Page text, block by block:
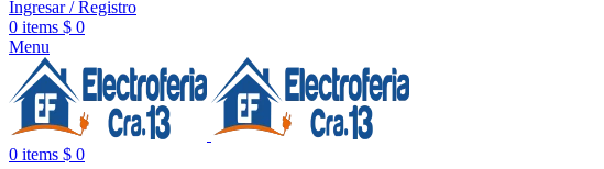
Ingresar / Registro
0 items $ 0
Menu
0 items $ 0